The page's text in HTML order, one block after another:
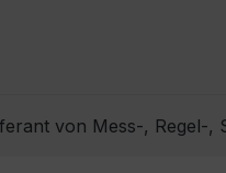
von Mess-, Regel-,